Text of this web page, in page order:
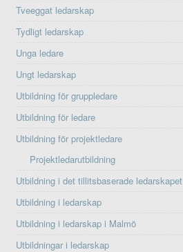
Tveeggat ledarskap
Tydligt ledarskap
Unga ledare
Ungt ledarskap
Utbildning för gruppledare
Utbildning för ledare
Utbildning för projektledare
Projektledarutbildning
Utbildning i det tillitsbaserade ledarskapet
Utbildning i ledarskap
Utbildning i ledarskap i Malmö
Utbildningar i ledarskap